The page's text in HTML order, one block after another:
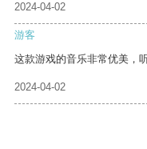
2024-04-02
游客
这款游戏的音乐非常优美，
2024-04-02